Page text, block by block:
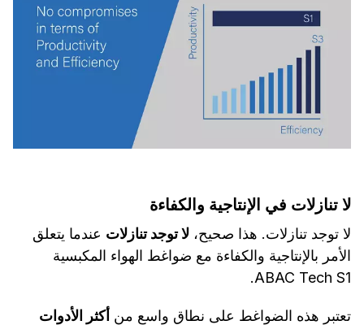
لا تنازلات في الإنتاجية والكفاءة
لا توجد تنازلات. هذا صحيح، لا توجد تنازلات عندما يتعلق
الأمر بالإنتاجية والكفاءة مع ضواغط الهواء المكبسية
ABAC Tech S1.
تعتبر هذه الضواغط على نطاق واسع من أكثر الأدوات